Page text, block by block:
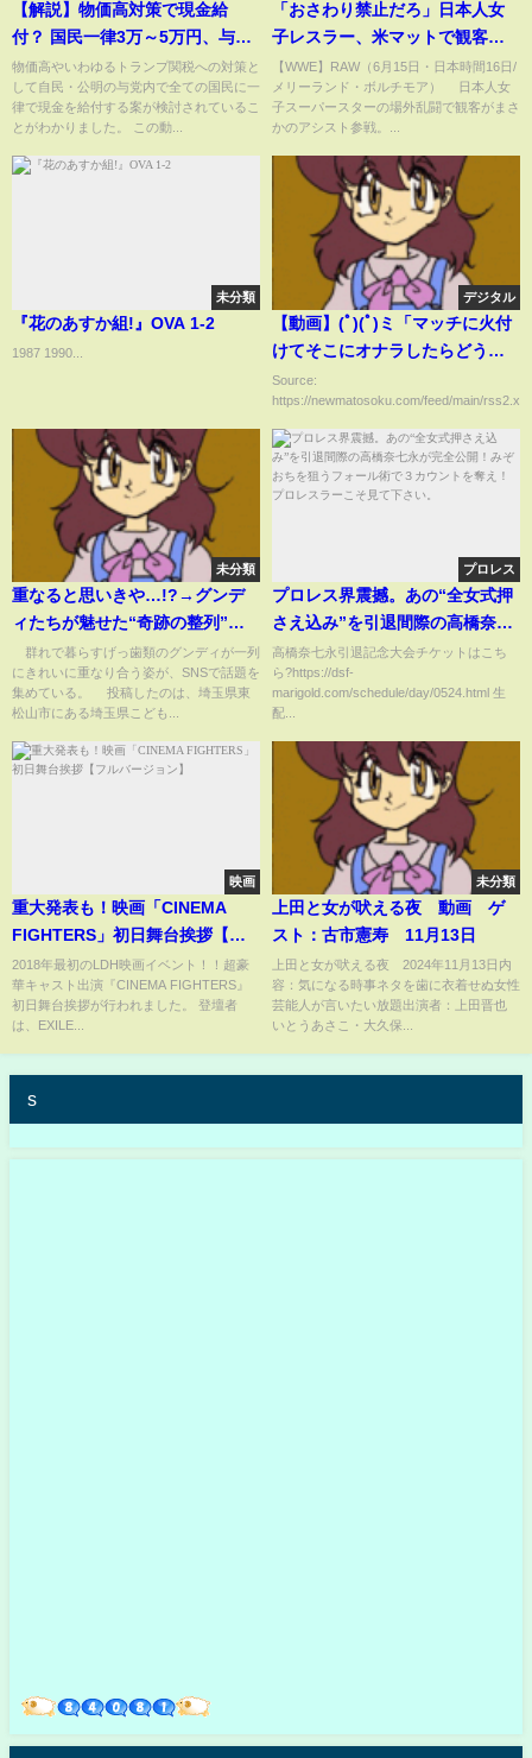
【解説】物価高対策で現金給
付？ 国民一律3万～5万円、与党
内で検討 公明からは「減税」求
める意見も
物価高やいわゆるトランプ関税への対策と
して自民・公明の与党内で全ての国民に一
律で現金を給付する案が検討されているこ
とがわかりました。 この動...
「おさわり禁止だろ」日本人女
子レスラー、米マットで観客の
行動が物議 “神ファンサ”の声も
(ABEMA TIMES)
【WWE】RAW（6月15日・日本時間16日/
メリーランド・ボルチモア） 日本人女
子スーパースターの場外乱闘で観客がまさ
かのアシスト参戦。...
未分類
『花のあすか組!』OVA 1-2
1987 1990...
デジタル
【動画】(ﾟ)(ﾟ)ミ「マッチに火付
けてそこにオナラしたらどうな
るんだろう・・・」→結果
Source:
https://newmatosoku.com/feed/main/
未分類
重なると思いきや…!?→グンデ
ィたちが魅せた“奇跡の整列”と
愛らしすぎる“NGテイク”に「か
わいすぎて目が離せない」など
反響(ABEMA TIMES)
群れで暮らすげっ歯類のグンディが一列
にきれいに重なり合う姿が、SNSで話題を
集めている。 投稿したのは、埼玉県東
松山市にある埼玉県こども...
プロレス
プロレス界震撼。あの“全女式押
さえ込み”を引退間際の高橋奈七
永が完全公開！みぞおちを狙う
フォール術で３カウントを奪
え！プロレスラーこそ見て下さ
高橋奈七永引退記念大会チケットはこち
ら?https://dsf-
marigold.com/schedule/day/0524.html 生
配...
映画
重大発表も！映画「CINEMA
FIGHTERS」初日舞台挨拶【フ
ルバージョン】
2018年最初のLDH映画イベント！！超豪
華キャスト出演『CINEMA FIGHTERS』
初日舞台挨拶が行われました。 登壇者
は、EXILE...
未分類
上田と女が吠える夜 動画 ゲ
スト：古市憲寿 11月13日
上田と女が吠える夜 2024年11月13日内
容：気になる時事ネタを歯に衣着せぬ女性
芸能人が言いたい放題出演者：上田晋也
いとうあさこ・大久保...
s